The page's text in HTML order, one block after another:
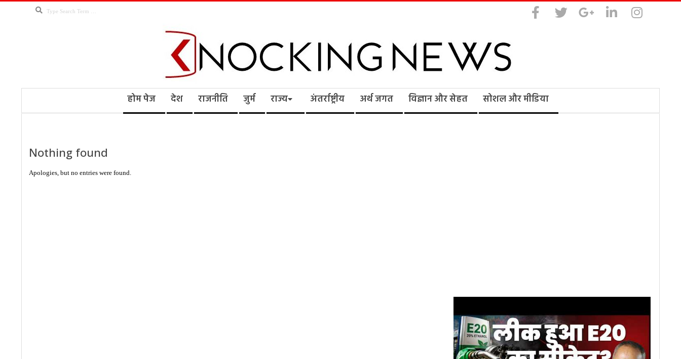
Search
Knocking
होम पेज देश राजनीति जुर्म राज्य अंतर्राष्ट्रीय अर्थ जगत विज्ञान और सेहत सोशल और मीडिया
Nothing found
Apologies, but no entries were found.